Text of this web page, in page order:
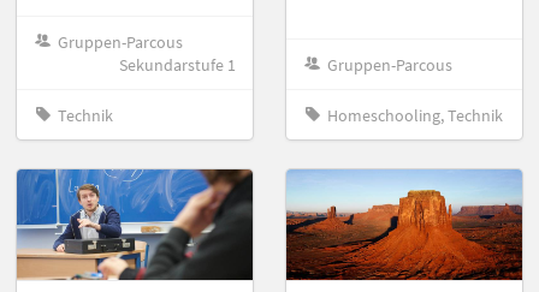
Gruppen-Parcous
Sekundarstufe 1
Technik
Gruppen-Parcous
Homeschooling, Technik